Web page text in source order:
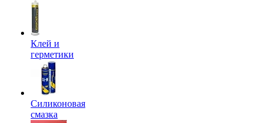
Клей и
герметики
Силиконовая
смазка